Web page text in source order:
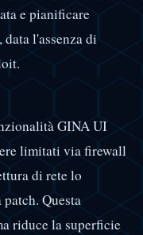
e pianificare
l'assenza di
GINA UI
limitati via firewall
di rete lo
Questa
riduce la superficie